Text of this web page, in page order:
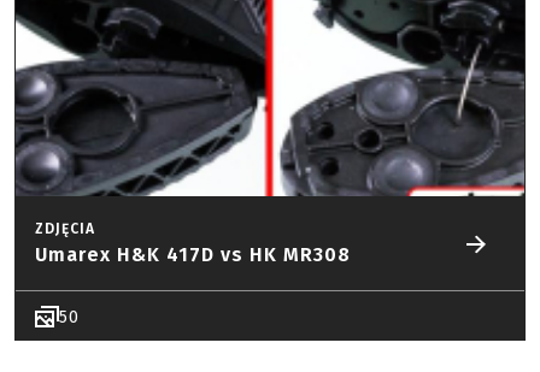
ZDJĘCIA
Umarex H&K 417D vs HK MR308
50